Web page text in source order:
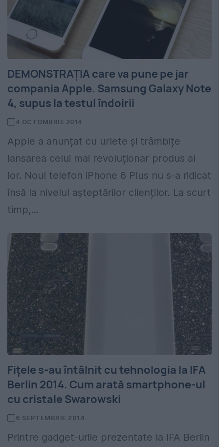
DEMONSTRAȚIA care va pune pe jar
compania Apple. Samsung Galaxy Note
4, supus la testul îndoirii
4 OCTOMBRIE 2014
Apple a anunțat cu urlete și trâmbițe
lansarea celui mai revoluționar produs al
lor. Noul telefon iPhone 6 Plus nu s-a ridicat
însă la nivelul așteptărilor clienților. La scurt
timp,...
Fițele s-au întâlnit cu tehnologia la IFA
Berlin 2014. Cum arată smartphone-ul
cu cristale Swarowski
6 SEPTEMBRIE 2014
Printre gadget-urile prezentate la IFA Berlin